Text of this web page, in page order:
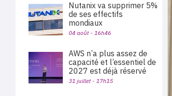
Nutanix va supprimer 5%
de ses effectifs
mondiaux
04 août - 16h46
AWS n’a plus assez de
capacité et l’essentiel de
2027 est déjà réservé
31 juillet - 17h15